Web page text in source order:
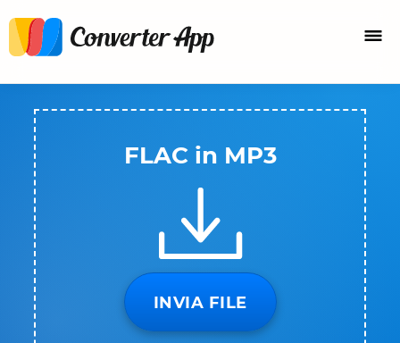
FLAC in MP3
INVIA FILE